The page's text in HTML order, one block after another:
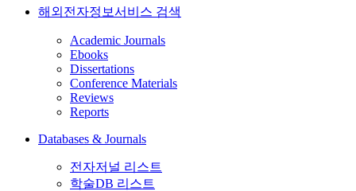
해외전자정보서비스 검색
Academic Journals
Ebooks
Dissertations
Conference Materials
Reviews
Reports
Databases & Journals
전자저널 리스트
학술DB 리스트